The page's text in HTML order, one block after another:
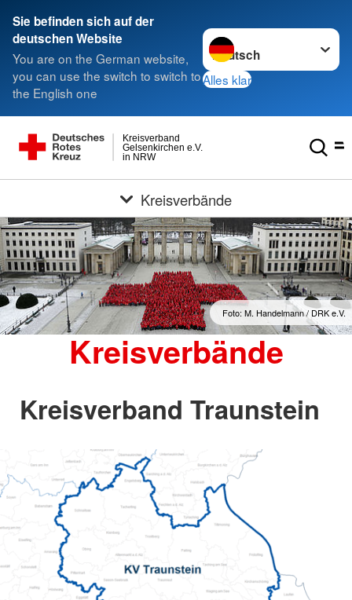
Sie befinden sich auf der
deutschen Website
You are on the German website,
you can use the switch to switch to
the English one
Sprache wechseln zu
Alles klar
in NRW
Gelsenkirchen e.V.
Kreisverband
Kreisverbände
Foto: M. Handelmann / DRK e.V.
Kreisverbände
Kreisverband Traunstein